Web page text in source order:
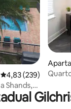
4,83 de uma
4,83 (239)
Shands,